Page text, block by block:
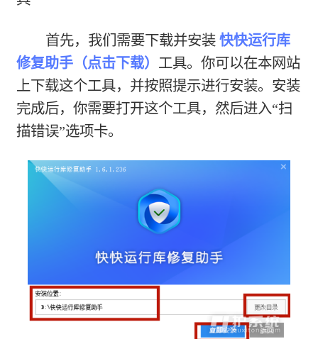
首先，我们需要下载并安装 快快运行库
修复助手（点击下载） 工具。你可以在本网站
上下载这个工具，并按照提示进行安装。安装
完成后，你需要打开这个工具，然后进入“扫
描错误”选项卡。